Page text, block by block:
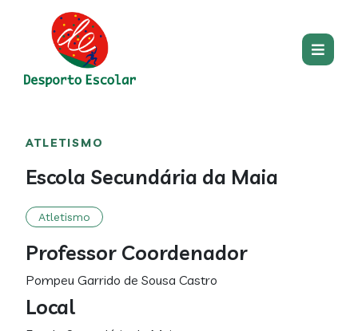
content
section
ATLETISMO
Escola Secundária da Maia
Atletismo
Professor Coordenador
Pompeu Garrido de Sousa Castro
Local